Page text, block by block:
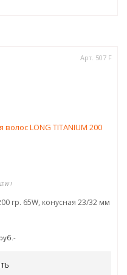
Арт. 507 F
!
гр. 65W, конусная 23/32 мм
руб.-